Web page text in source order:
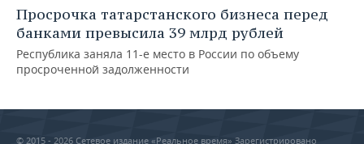
Просрочка татарстанского бизнеса перед
банками превысила 39 млрд рублей
Республика заняла 11-е место в России по объему
просроченной задолженности
© 2015 - 2026 Сетевое издание «Реальное время» Зарегистрировано